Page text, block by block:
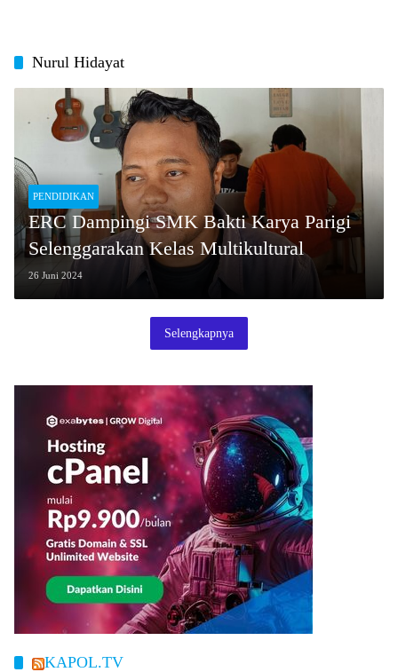
Nurul Hidayat
PENDIDIKAN
ERC Dampingi SMK Bakti Karya Parigi
Selenggarakan Kelas Multikultural
26 Juni 2024
Selengkapnya
KAPOL.TV